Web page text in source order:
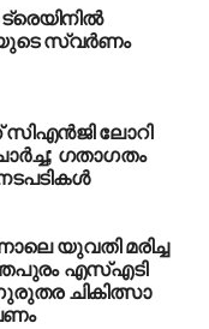
സ്വര്‍ണം
ലോറി
ഗതാഗതം
യുവതി മരിച്ച
എസ്എടി
ചികിത്സാ